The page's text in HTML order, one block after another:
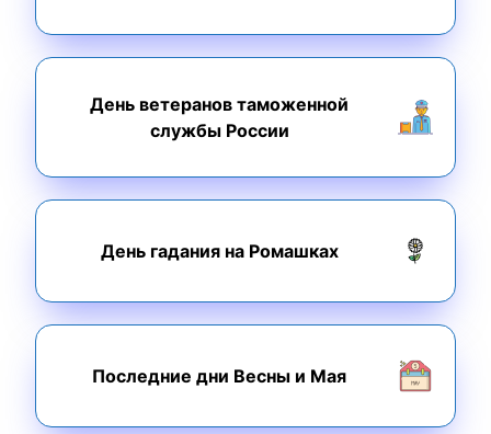
День ветеранов таможенной
службы России
День гадания на Ромашках
Последние дни Весны и Мая